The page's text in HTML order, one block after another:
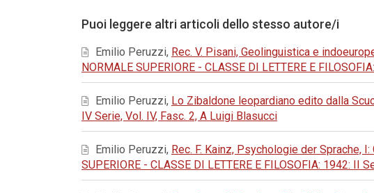
Puoi leggere altri articoli dello stesso autore/i
Emilio Peruzzi, Rec. V. Pisani, Geolinguistica e
NORMALE SUPERIORE - CLASSE DI LETTERE E
Emilio Peruzzi, Lo Zibaldone leopardiano edito dalla
IV Serie, Vol. IV, Fasc. 2, A Luigi Blasucci
Emilio Peruzzi, Rec. F. Kainz, Psychologie der Sprache,
SUPERIORE - CLASSE DI LETTERE E FILOSOFIA: 1942: II